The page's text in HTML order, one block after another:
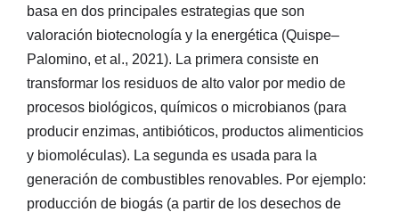
basa en dos principales estrategias que son
valoración biotecnología y la energética (Quispe–
Palomino, et al., 2021). La primera consiste en
transformar los residuos de alto valor por medio de
procesos biológicos, químicos o microbianos (para
producir enzimas, antibióticos, productos alimenticios
y biomoléculas). La segunda es usada para la
generación de combustibles renovables. Por ejemplo:
producción de biogás (a partir de los desechos de